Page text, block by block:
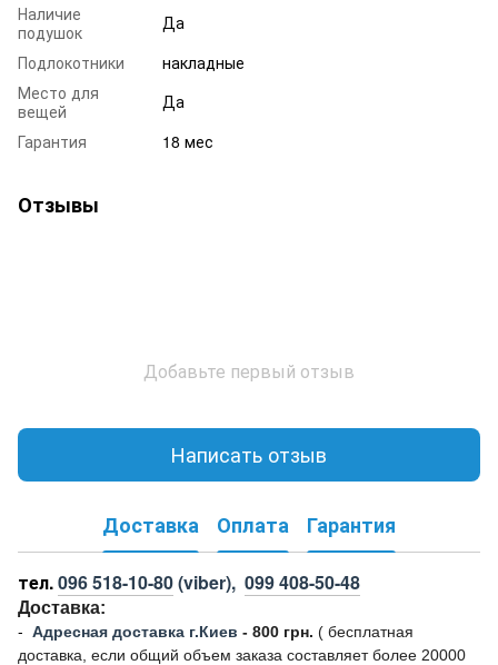
Наличие
подушок
Да
Подлокотники
накладные
Место для
вещей
Да
Гарантия
18 мес
Отзывы
Добавьте первый отзыв
Написать отзыв
Доставка Оплата Гарантия
тел.096 518-10-80(viber), 099 408-50-48
Доставка:
- Адресная доставка г.Киев - 800 грн. ( бесплатная
доставка, если общий объем заказа составляет более 20000